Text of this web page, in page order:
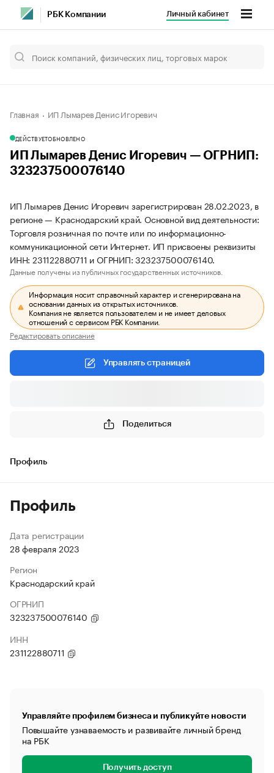
РБК Компании Личный кабинет
Главная ИП Лымарев Денис Игоревич
ДЕЙСТВУЕТОБНОВЛЕНО
ИП Лымарев Денис Игоревич — ОГРНИП:
323237500076140
ИП Лымарев Денис Игоревич зарегистрирован 28.02.2023, в
регионе — Краснодарский край. Основной вид деятельности:
Торговля розничная по почте или по информационно-
коммуникационной сети Интернет. ИП присвоены реквизиты
ИНН: 231122880711 и ОГРНИП: 323237500076140.
Данные получены из публичных государственных источников.
Информация носит справочный характер и сгенерирована на
основании данных из открытых источников.
Компания не является пользователем и не имеет деловых
отношений с сервисом РБК Компании.
Редактировать описание
Управлять страницей
Поделиться
Профиль
Профиль
Дата регистрации
28 февраля 2023
Регион
Краснодарский край
ОГРНИП
323237500076140
ИНН
231122880711
Управляйте профилем бизнеса и публикуйте новости
Повышайте узнаваемость и развивайте личный бренд
на РБК
Получить доступ